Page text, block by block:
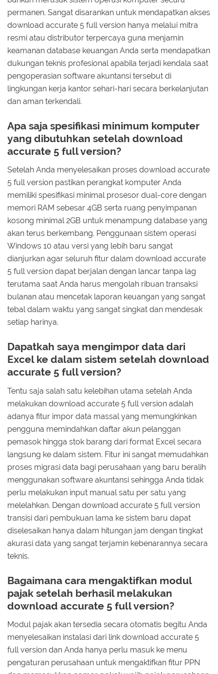
permanen. Sangat disarankan untuk mendapatkan akses
download accurate 5 full version hanya melalui mitra
resmi atau distributor terpercaya guna menjamin
keamanan database keuangan Anda serta mendapatkan
dukungan teknis profesional apabila terjadi kendala saat
pengoperasian software akuntansi tersebut di
lingkungan kerja kantor sehari-hari secara berkelanjutan
dan aman terkendali.
Apa saja spesifikasi minimum komputer
yang dibutuhkan setelah download
accurate 5 full version?
Setelah Anda menyelesaikan proses download accurate
5 full version pastikan perangkat komputer Anda
memiliki spesifikasi minimal prosesor dual-core dengan
memori RAM sebesar 4GB serta ruang penyimpanan
kosong minimal 2GB untuk menampung database yang
akan terus berkembang. Penggunaan sistem operasi
Windows 10 atau versi yang lebih baru sangat
dianjurkan agar seluruh fitur dalam download accurate
5 full version dapat berjalan dengan lancar tanpa lag
terutama saat Anda harus mengolah ribuan transaksi
bulanan atau mencetak laporan keuangan yang sangat
tebal dalam waktu yang sangat singkat dan mendesak
setiap harinya.
Dapatkah saya mengimpor data dari
Excel ke dalam sistem setelah download
accurate 5 full version?
Tentu saja salah satu kelebihan utama setelah Anda
melakukan download accurate 5 full version adalah
adanya fitur impor data massal yang memungkinkan
pengguna memindahkan daftar akun pelanggan
pemasok hingga stok barang dari format Excel secara
langsung ke dalam sistem. Fitur ini sangat memudahkan
proses migrasi data bagi perusahaan yang baru beralih
menggunakan software akuntansi sehingga Anda tidak
perlu melakukan input manual satu per satu yang
melelahkan. Dengan download accurate 5 full version
transisi dari pembukuan lama ke sistem baru dapat
diselesaikan hanya dalam hitungan jam dengan tingkat
akurasi data yang sangat terjamin kebenarannya secara
teknis.
Bagaimana cara mengaktifkan modul
pajak setelah berhasil melakukan
download accurate 5 full version?
Modul pajak akan tersedia secara otomatis begitu Anda
menyelesaikan instalasi dari link download accurate 5
full version dan Anda hanya perlu masuk ke menu
pengaturan perusahaan untuk mengaktifkan fitur PPN